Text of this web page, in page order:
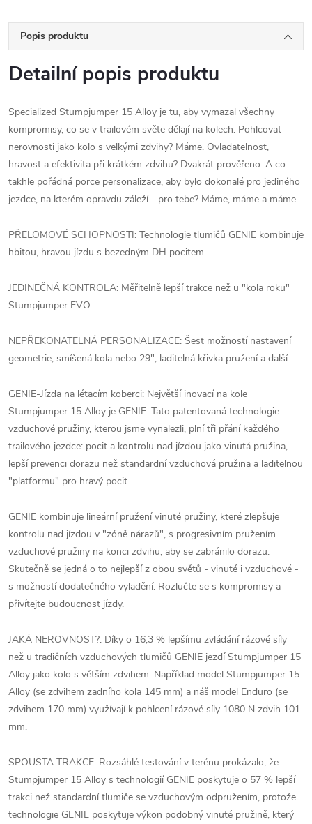
Popis produktu
Detailní popis produktu
Specialized Stumpjumper 15 Alloy je tu, aby vymazal všechny
kompromisy, co se v trailovém světe dělají na kolech. Pohlcovat
nerovnosti jako kolo s velkými zdvihy? Máme. Ovladatelnost,
hravost a efektivita při krátkém zdvihu? Dvakrát prověřeno. A co
takhle pořádná porce personalizace, aby bylo dokonalé pro jediného
jezdce, na kterém opravdu záleží - pro tebe? Máme, máme a máme.
PŘELOMOVÉ SCHOPNOSTI: Technologie tlumičů GENIE kombinuje
hbitou, hravou jízdu s bezedným DH pocitem.
JEDINEČNÁ KONTROLA: Měřitelně lepší trakce než u "kola roku"
Stumpjumper EVO.
NEPŘEKONATELNÁ PERSONALIZACE: Šest možností nastavení
geometrie, smíšená kola nebo 29", laditelná křivka pružení a další.
GENIE-Jízda na létacím koberci: Největší inovací na kole
Stumpjumper 15 Alloy je GENIE. Tato patentovaná technologie
vzduchové pružiny, kterou jsme vynalezli, plní tři přání každého
trailového jezdce: pocit a kontrolu nad jízdou jako vinutá pružina,
lepší prevenci dorazu než standardní vzduchová pružina a laditelnou
"platformu" pro hravý pocit.
GENIE kombinuje lineární pružení vinuté pružiny, které zlepšuje
kontrolu nad jízdou v "zóně nárazů", s progresivním pružením
vzduchové pružiny na konci zdvihu, aby se zabránilo dorazu.
Skutečně se jedná o to nejlepší z obou světů - vinuté i vzduchové -
s možností dodatečného vyladění. Rozlučte se s kompromisy a
přivítejte budoucnost jízdy.
JAKÁ NEROVNOST?: Díky o 16,3 % lepšímu zvládání rázové síly
než u tradičních vzduchových tlumičů GENIE jezdí Stumpjumper 15
Alloy jako kolo s větším zdvihem. Například model Stumpjumper 15
Alloy (se zdvihem zadního kola 145 mm) a náš model Enduro (se
zdvihem 170 mm) využívají k pohlcení rázové síly 1080 N zdvih 101
mm.
SPOUSTA TRAKCE: Rozsáhlé testování v terénu prokázalo, že
Stumpjumper 15 Alloy s technologií GENIE poskytuje o 57 % lepší
trakci než standardní tlumiče se vzduchovým odpružením, protože
technologie GENIE poskytuje výkon podobný vinuté pružině, který